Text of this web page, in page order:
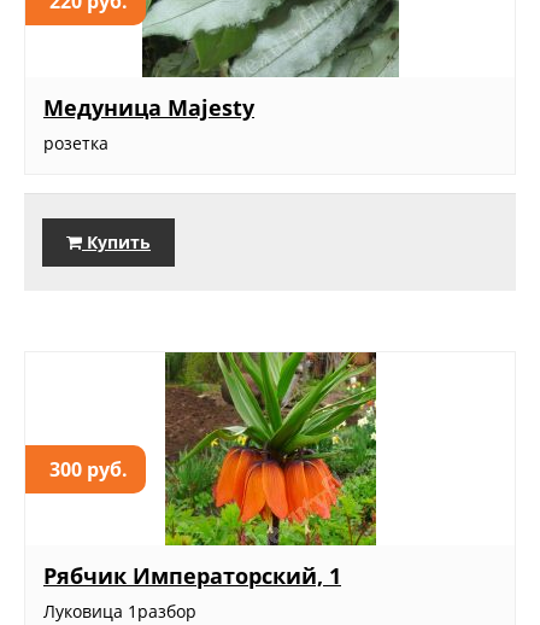
Медуница Majesty
розетка
Купить
300 руб.
Рябчик Императорский, 1
Луковица 1разбор